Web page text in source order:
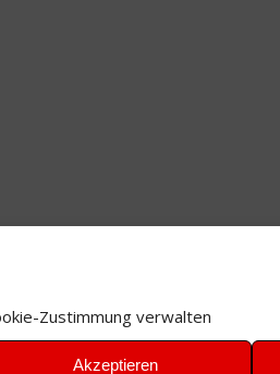
Zustimmung verwalten
Akzeptieren